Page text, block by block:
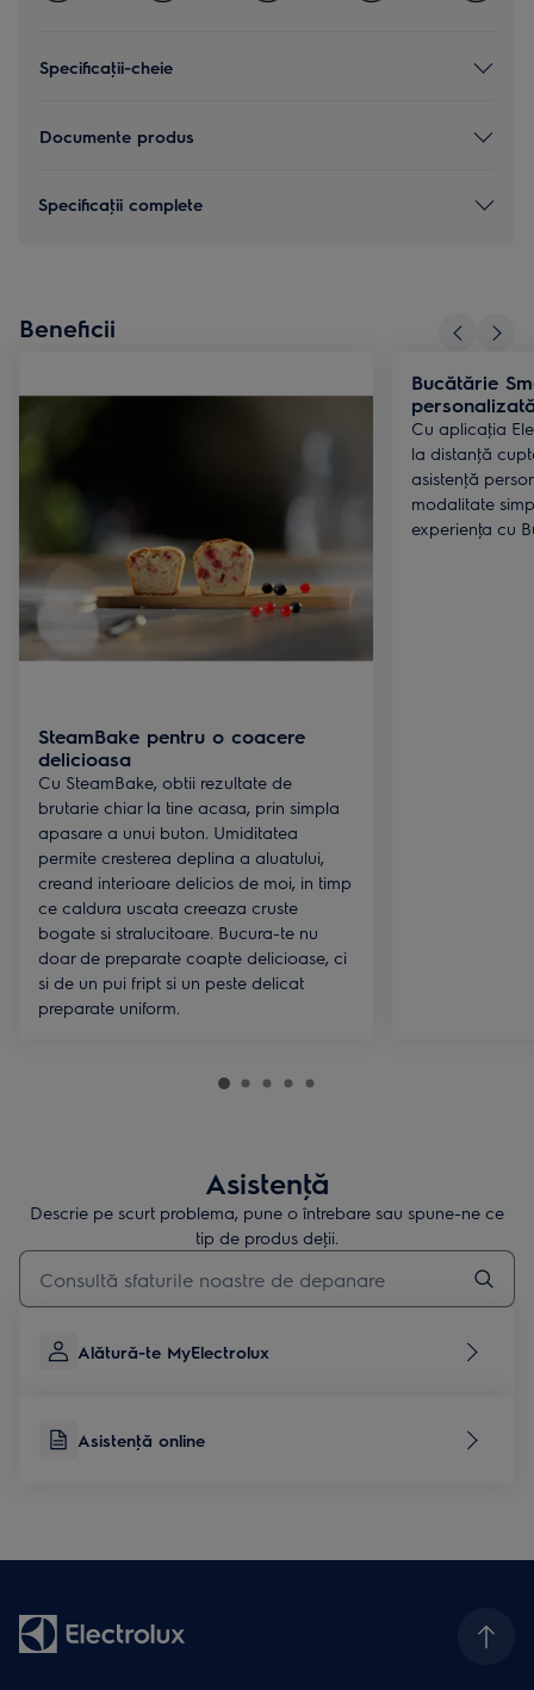
Specificaţii-cheie
Documente produs
Specificaţii complete
Beneficii
SteamBake pentru o coacere
delicioasa
Cu SteamBake, obtii rezultate de
brutarie chiar la tine acasa, prin simpla
apasare a unui buton. Umiditatea
permite cresterea deplina a aluatului,
creand interioare delicios de moi, in timp
ce caldura uscata creeaza cruste
bogate si stralucitoare. Bucura-te nu
doar de preparate coapte delicioase, ci
si de un pui fript si un peste delicat
preparate uniform.
Bucătărie
Cu aplicaţia
la distanţă
asistenţă
modalitate
experienţa cu
Asistenţă
Descrie pe scurt problema, pune o întrebare sau spune-ne ce
tip de produs deţii.
Type to search for support articles
Alătură-te MyElectrolux
Asistenţă online